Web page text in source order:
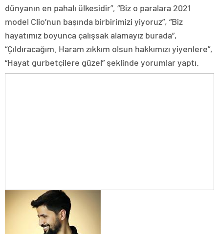
dünyanın en pahalı ülkesidir”, “Biz o paralara 2021
model Clio’nun başında birbirimizi yiyoruz”, “Biz
hayatımız boyunca çalışsak alamayız burada”,
“Çıldıracağım. Haram zıkkım olsun hakkımızı yiyenlere”,
“Hayat gurbetçilere güzel” şeklinde yorumlar yaptı.